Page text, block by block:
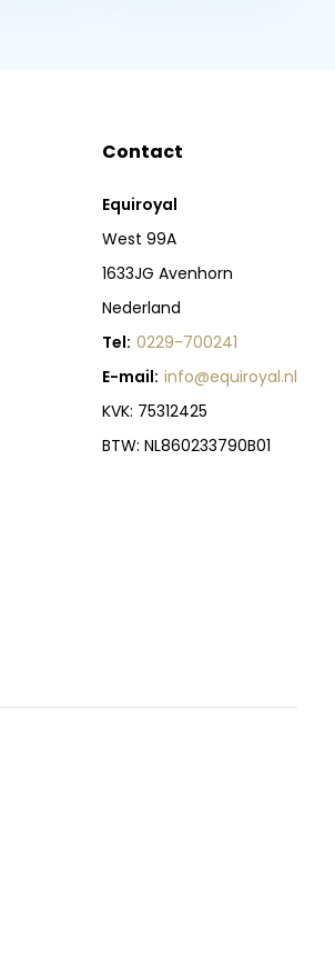
Contact
Equiroyal
West 99A
1633JG Avenhorn
Nederland
Tel: 0229-700241
E-mail: info@equiroyal.nl
KVK: 75312425
BTW: NL860233790B01